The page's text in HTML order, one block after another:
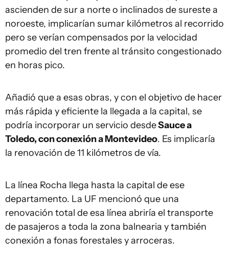
ascienden de sur a norte o inclinados de sureste a
noroeste, implicarían sumar kilómetros al recorrido
pero se verían compensados por la velocidad
promedio del tren frente al tránsito congestionado
en horas pico.
Añadió que a esas obras, y con el objetivo de hacer
más rápida y eficiente la llegada a la capital, se
podría incorporar un servicio desdeSauce a
Toledo, con conexión a Montevideo. Es implicaría
la renovación de 11 kilómetros de vía.
La línea Rocha llega hasta la capital de ese
departamento. La UF mencionó que una
renovación total de esa línea abriría el transporte
de pasajeros a toda la zona balnearia y también
conexión a fonas forestales y arroceras.